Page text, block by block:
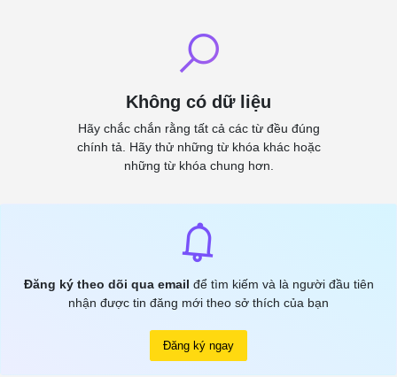
Không có dữ liệu
Hãy chắc chắn rằng tất cả các từ đều đúng
chính tả. Hãy thử những từ khóa khác hoặc
những từ khóa chung hơn.
Đăng ký theo dõi qua email để tìm kiếm và là người đầu tiên
nhận được tin đăng mới theo sở thích của bạn
Đăng ký ngay